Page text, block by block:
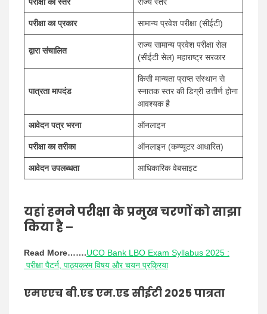
परीक्षा का प्रकार सामान्य प्रवेश परीक्षा (सीईटी)
द्वारा संचालित
राज्य सामान्य प्रवेश परीक्षा सेल
(सीईटी सेल) महाराष्ट्र सरकार
पात्रता मापदंड
किसी मान्यता प्राप्त संस्थान से
स्नातक स्तर की डिग्री उत्तीर्ण होना
आवश्यक है
आवेदन पत्र भरना ऑनलाइन
परीक्षा का तरीका ऑनलाइन (कम्प्यूटर आधारित)
आवेदन उपलब्धता आधिकारिक वेबसाइट
यहां हमने परीक्षा के प्रमुख चरणों को साझा
किया है –
Read More…….UCO Bank LBO Exam Syllabus 2025 :
परीक्षा पैटर्न, पाठ्यक्रम विषय और चयन प्रक्रिया
एमएएच बी.एड एम.एड सीईटी 2025 पात्रता